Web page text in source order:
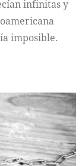
infinitas y
imposible.